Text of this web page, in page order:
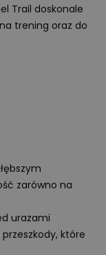
Trail doskonale
trening oraz do
zarówno na
urazami
które